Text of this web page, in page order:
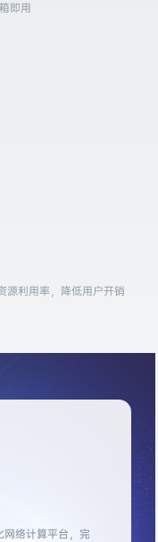
即用
源利用率，降低用户开销
络计算平台，完